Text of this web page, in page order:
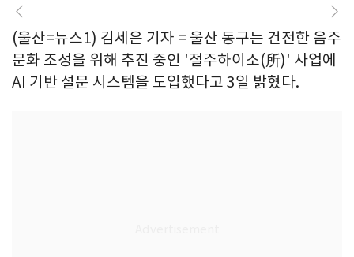
(울산=뉴스1) 김세은 기자 = 울산 동구는 건전한 음주
문화 조성을 위해 추진 중인 '절주하이소(所)' 사업에
AI 기반 설문 시스템을 도입했다고 3일 밝혔다.